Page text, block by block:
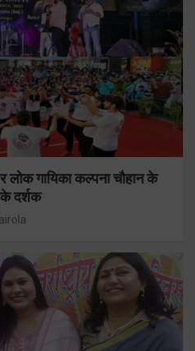
लोक गायिका कल्पना चौहान के
दर्शक